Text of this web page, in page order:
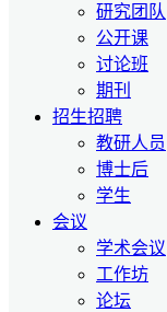
研究团队
公开课
讨论班
期刊
招生招聘
教研人员
博士后
学生
会议
学术会议
工作坊
论坛